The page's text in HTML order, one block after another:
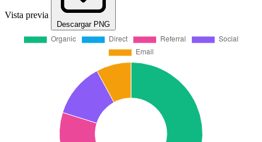
Vista previa
Descargar PNG